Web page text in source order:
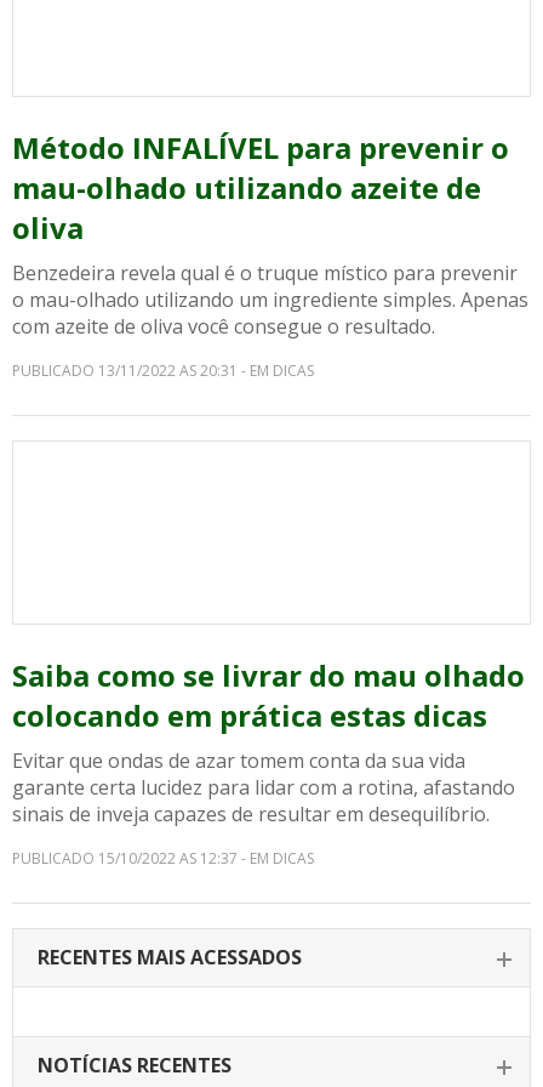
Método INFALÍVEL para prevenir o
mau-olhado utilizando azeite de
oliva
Benzedeira revela qual é o truque místico para prevenir
o mau-olhado utilizando um ingrediente simples. Apenas
com azeite de oliva você consegue o resultado.
PUBLICADO 13/11/2022 AS 20:31 - EM DICAS
Saiba como se livrar do mau olhado
colocando em prática estas dicas
Evitar que ondas de azar tomem conta da sua vida
garante certa lucidez para lidar com a rotina, afastando
sinais de inveja capazes de resultar em desequilíbrio.
PUBLICADO 15/10/2022 AS 12:37 - EM DICAS
RECENTES MAIS ACESSADOS
NOTÍCIAS RECENTES